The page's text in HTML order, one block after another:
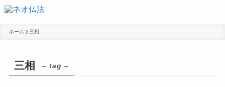
ホーム 三相
三相 – tag –